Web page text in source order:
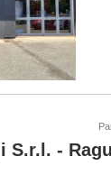
S.r.l. -